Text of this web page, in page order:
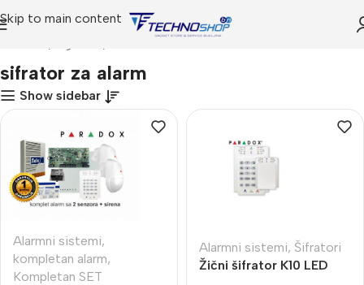
Skip to main content
sifrator za alarm
Show sidebar
Alarmni sistemi,
kompletan alarm,
Kompletan SET
Alarmni sistemi, Šifratori
Žični šifrator K10 LED